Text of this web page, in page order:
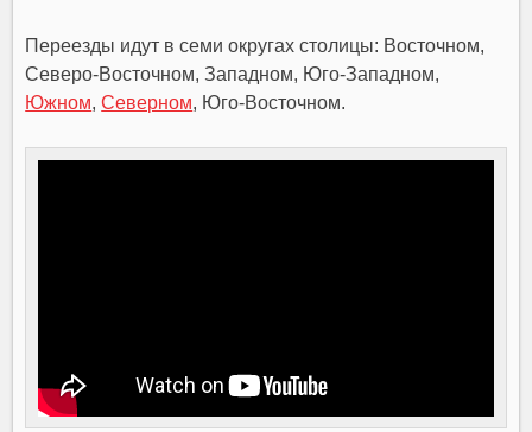
Переезды идут в семи округах столицы: Восточном,
Северо-Восточном, Западном, Юго-Западном,
Южном,Северном, Юго-Восточном.